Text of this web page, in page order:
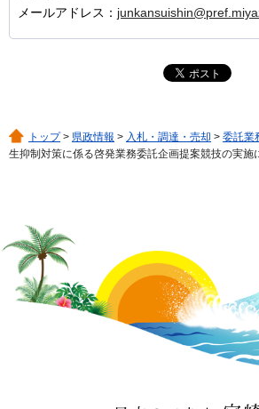
メールアドレス：
トップ> 県政情報 > 入札・調達・売却 > 委託業
生抑制対策に係る啓発業務委託企画提案競技の実施